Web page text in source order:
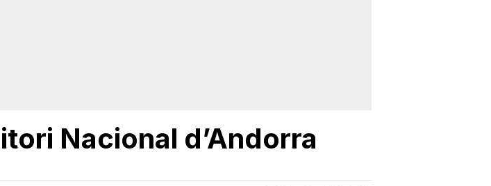
Nacional d’Andorra